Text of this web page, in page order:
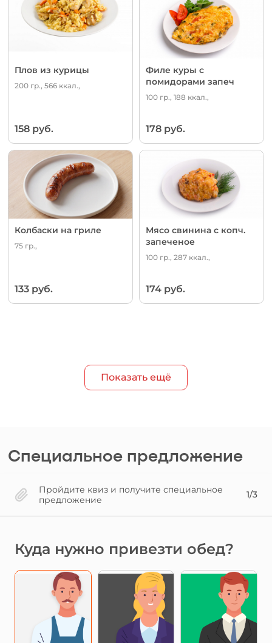
Плов из курицы
200 гр., 566 ккал.,
158 руб.
Филе куры с
помидорами запеч
100 гр., 188 ккал.,
178 руб.
Колбаски на гриле
75 гр.,
133 руб.
Мясо свинина с копч.
запеченое
100 гр., 287 ккал.,
174 руб.
Показать ещё
Специальное предложение
Пройдите квиз и получите специальное
предложение
1/3
Куда нужно привезти обед?